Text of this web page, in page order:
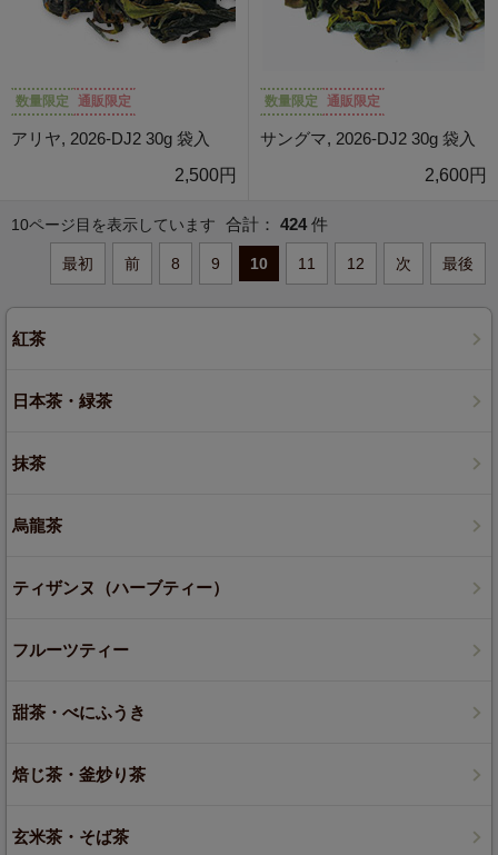
数量限定 通販限定
アリヤ, 2026-DJ2 30g 袋入
2,500円
数量限定 通販限定
サングマ, 2026-DJ2 30g 袋入
2,600円
10ページ目を表示しています 合計： 424件
最初 前 8 9 10 11 12 次 最後
紅茶
日本茶・緑茶
抹茶
烏龍茶
ティザンヌ（ハーブティー）
フルーツティー
甜茶・べにふうき
焙じ茶・釜炒り茶
玄米茶・そば茶